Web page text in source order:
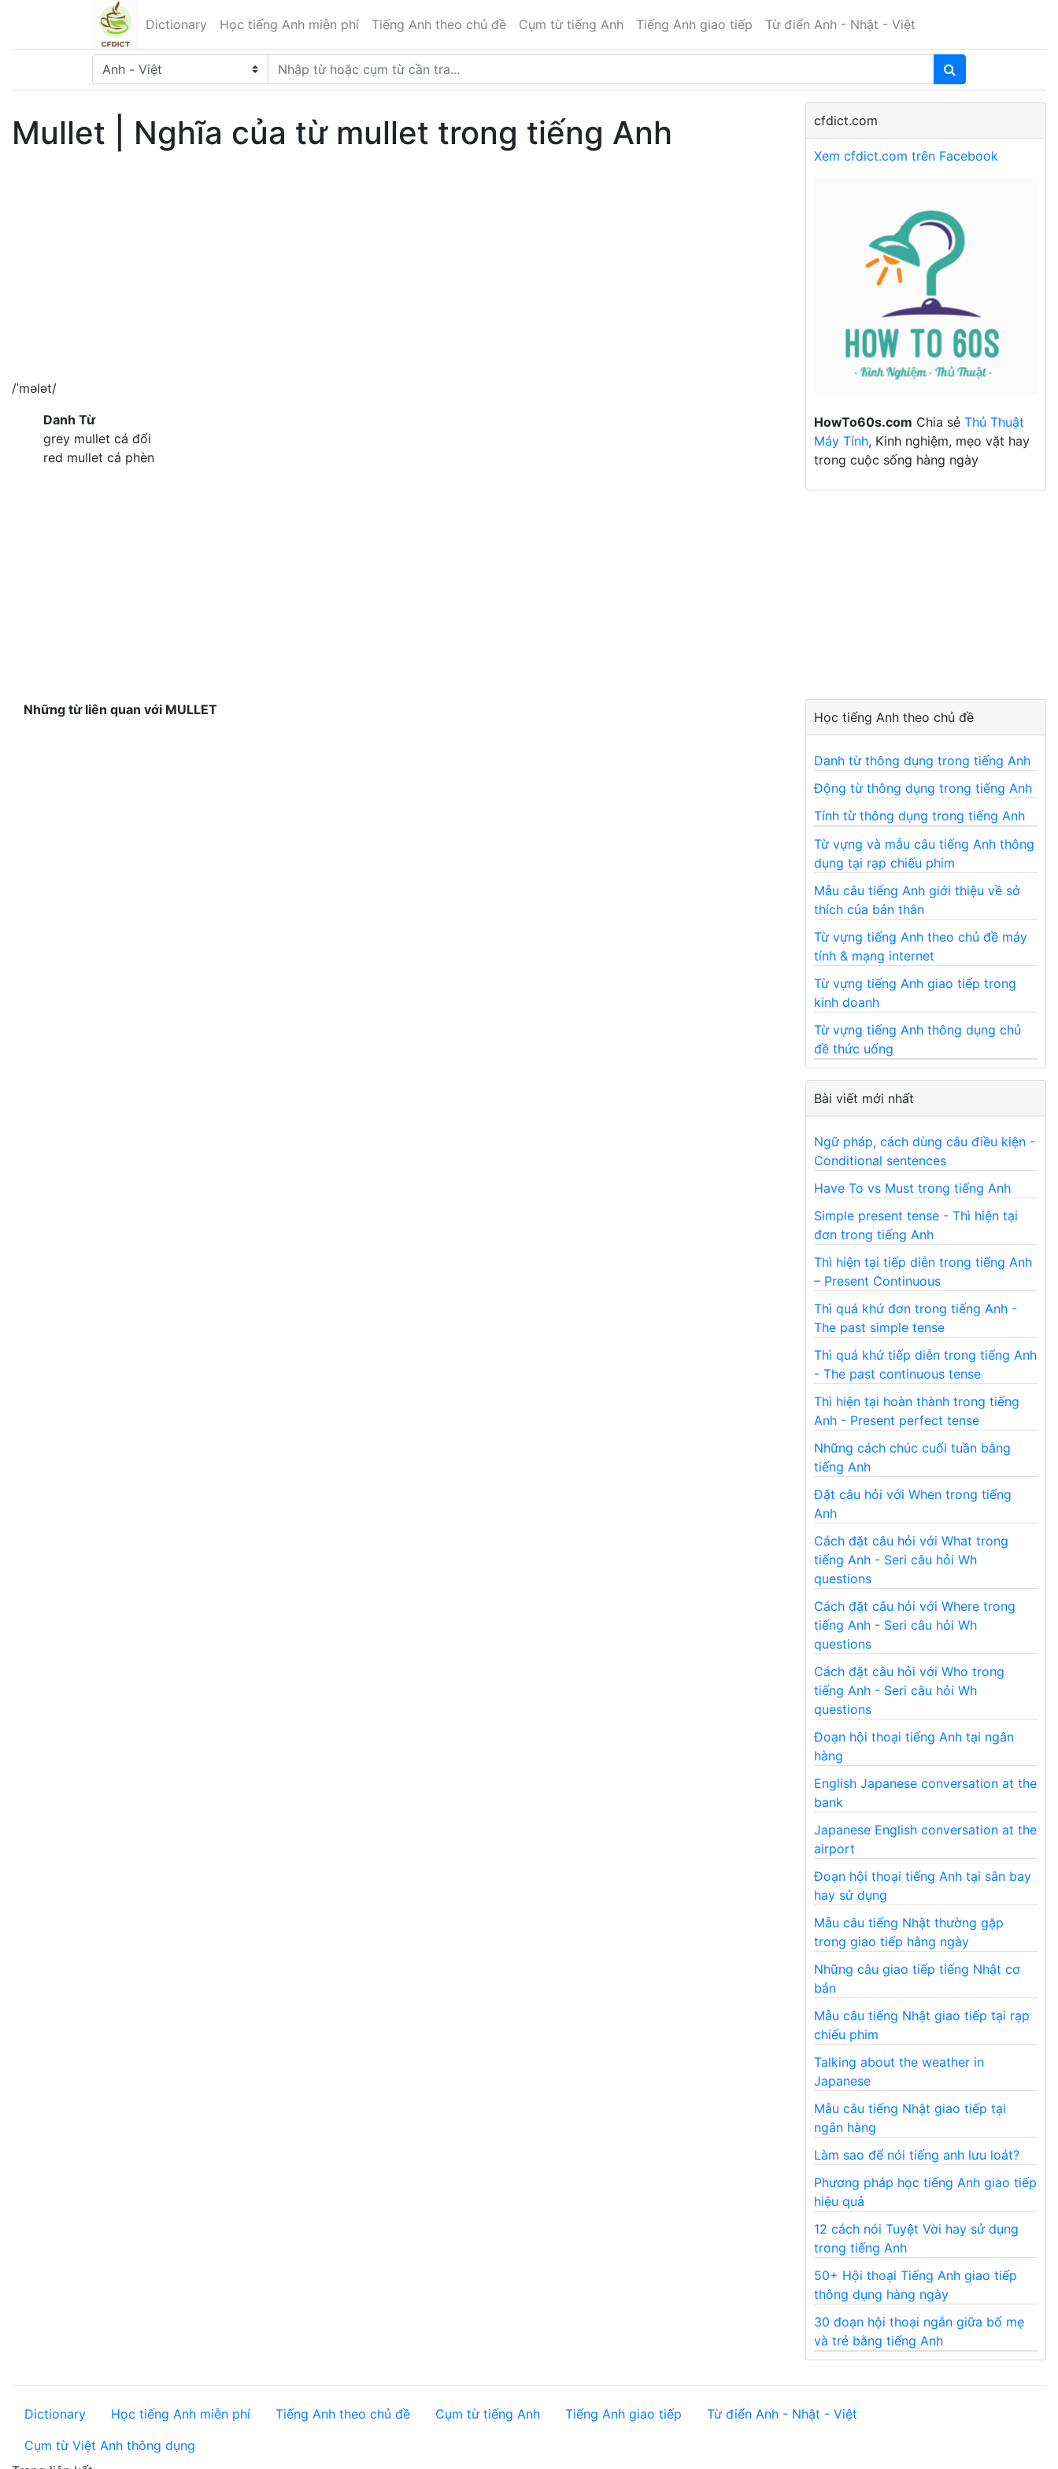
Dictionary Học tiếng Anh miễn phí Tiếng Anh theo chủ đề Cụm từ tiếng Anh Tiếng Anh giao tiếp Từ điển Anh - Nhật - Việt
Mullet | Nghĩa của từ mullet trong tiếng Anh
/ˈmələt/
Danh Từ
grey mullet cá đối
red mullet cá phèn
Những từ liên quan với MULLET
cfdict.com
Xem cfdict.com trên Facebook
HowTo60s.com Chia sẻ Thủ Thuật
Máy Tính, Kinh nghiệm, mẹo vặt hay
trong cuộc sống hàng ngày
Học tiếng Anh theo chủ đề
Danh từ thông dụng trong tiếng Anh
Động từ thông dụng trong tiếng Anh
Tính từ thông dụng trong tiếng Anh
Từ vựng và mẫu câu tiếng Anh thông
dụng tại rạp chiếu phim
Mẫu câu tiếng Anh giới thiệu về sở
thích của bản thân
Từ vựng tiếng Anh theo chủ đề máy
tính & mạng internet
Từ vựng tiếng Anh giao tiếp trong
kinh doanh
Từ vựng tiếng Anh thông dụng chủ
đề thức uống
Bài viết mới nhất
Ngữ pháp, cách dùng câu điều kiện -
Conditional sentences
Have To vs Must trong tiếng Anh
Simple present tense - Thì hiện tại
đơn trong tiếng Anh
Thì hiện tại tiếp diễn trong tiếng Anh
– Present Continuous
Thì quá khứ đơn trong tiếng Anh -
The past simple tense
Thì quá khứ tiếp diễn trong tiếng Anh
- The past continuous tense
Thì hiện tại hoàn thành trong tiếng
Anh - Present perfect tense
Những cách chúc cuối tuần bằng
tiếng Anh
Đặt câu hỏi với When trong tiếng
Anh
Cách đặt câu hỏi với What trong
tiếng Anh - Seri câu hỏi Wh
questions
Cách đặt câu hỏi với Where trong
tiếng Anh - Seri câu hỏi Wh
questions
Cách đặt câu hỏi với Who trong
tiếng Anh - Seri câu hỏi Wh
questions
Đoạn hội thoại tiếng Anh tại ngân
hàng
English Japanese conversation at the
bank
Japanese English conversation at the
airport
Đoạn hội thoại tiếng Anh tại sân bay
hay sử dụng
Mẫu câu tiếng Nhật thường gặp
trong giao tiếp hằng ngày
Những câu giao tiếp tiếng Nhật cơ
bản
Mẫu câu tiếng Nhật giao tiếp tại rạp
chiếu phim
Talking about the weather in
Japanese
Mẫu câu tiếng Nhật giao tiếp tại
ngân hàng
Làm sao để nói tiếng anh lưu loát?
Phương pháp học tiếng Anh giao tiếp
hiệu quả
12 cách nói Tuyệt Vời hay sử dụng
trong tiếng Anh
50+ Hội thoại Tiếng Anh giao tiếp
thông dụng hàng ngày
30 đoạn hội thoại ngắn giữa bố mẹ
và trẻ bằng tiếng Anh
Dictionary Học tiếng Anh miễn phí Tiếng Anh theo chủ đề Cụm từ tiếng Anh Tiếng Anh giao tiếp
Từ điển Anh - Nhật - Việt
Cụm từ Việt Anh thông dụng